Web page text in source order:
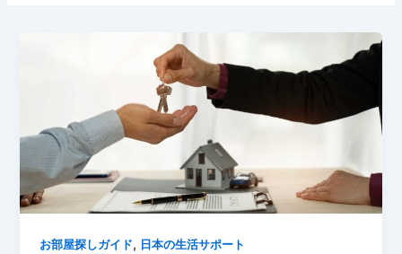
お部屋探しガイド, 日本の生活サポート